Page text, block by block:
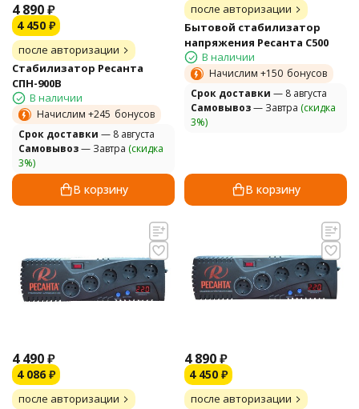
4 890₽
4 450 ₽
после авторизации
Стабилизатор Ресанта
СПН-900В
В наличии
Начислим +245 бонусов
Cрок доставки — 8 августа
Самовывоз— Завтра (скидка
3%)
В корзину
после авторизации
Бытовой стабилизатор
напряжения Ресанта С500
В наличии
Начислим +150 бонусов
Cрок доставки — 8 августа
Самовывоз— Завтра (скидка
3%)
В корзину
4 490₽
4 086 ₽
после авторизации
4 890₽
4 450 ₽
после авторизации